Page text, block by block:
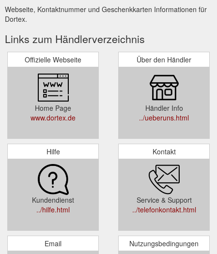
Webseite, Kontaktnummer und Geschenkkarten Informationen für
Dortex.
Links zum Händlerverzeichnis
Offizielle Webseite
Home Page
www.dortex.de
Über den Händler
Händler Info
../ueberuns.html
Hilfe
Kundendienst
../hilfe.html
Kontakt
Service & Support
../telefonkontakt.html
Email Nutzungsbedingungen